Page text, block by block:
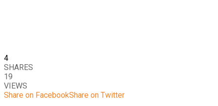
4
SHARES
19
VIEWS
Share on FacebookShare on Twitter